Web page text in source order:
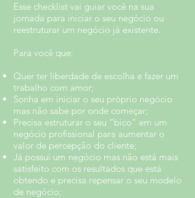
Esse checklist vai guiar você na sua
jornada para iniciar o seu negócio ou
reestruturar um negócio já existente.
Para você que:
Quer ter liberdade de escolha e fazer um
trabalho com amor;
Sonha em iniciar o seu próprio negócio
mas não sabe por onde começar;
Precisa estruturar o seu “bico” em um
negócio profissional para aumentar o
valor de percepção do cliente;
Já possui um negócio mas não está mais
satisfeito com os resultados que está
obtendo e precisa repensar o seu modelo
de negócio;